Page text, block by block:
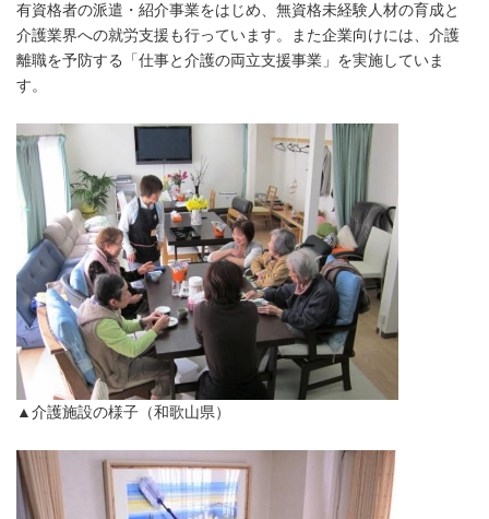
有資格者の派遣・紹介事業をはじめ、無資格未経験人材の育成と
介護業界への就労支援も行っています。また企業向けには、介護
離職を予防する「仕事と介護の両立支援事業」を実施していま
す。
▲介護施設の様子（和歌山県）